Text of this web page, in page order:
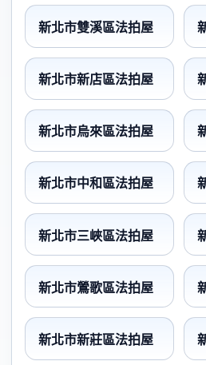
新北市雙溪區法拍屋
新北市新店區法拍屋
新北市烏來區法拍屋
新北市中和區法拍屋
新北市三峽區法拍屋
新北市鶯歌區法拍屋
新北市新莊區法拍屋